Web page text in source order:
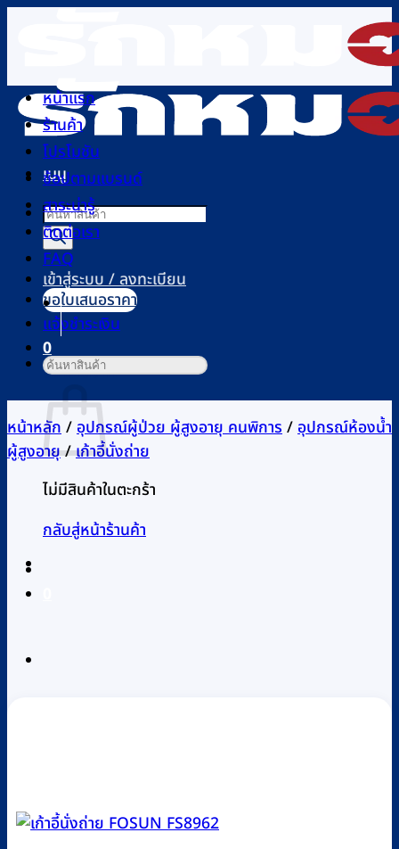
เนื้อหา
เมนู
Products
search
เข้าสู่ระบบ / ลงทะเบียน
0
ตะกร้าสินค้า
ไม่มีสินค้าในตะกร้า
กลับสู่หน้าร้านค้า
หน้าแรก
ร้านค้า
โปรโมชัน
ช้อปตามแบรนด์
สาระน่ารู้
ติดต่อเรา
FAQ
ขอใบเสนอราคา
แจ้งชำระเงิน
ค้นหา:
หน้าหลัก/อุปกรณ์ผู้ป่วย ผู้สูงอายุ คนพิการ/อุปกรณ์ห้องน้ำ
ผู้สูงอายุ/เก้าอี้นั่งถ่าย